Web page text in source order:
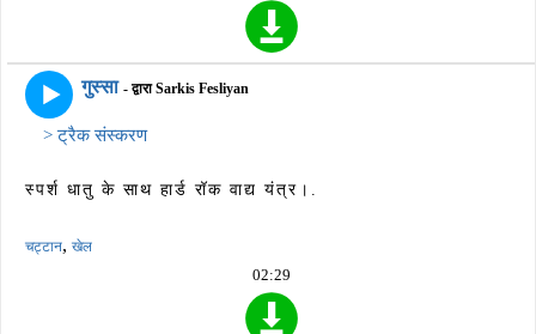
गुस्सा - द्वारा Sarkis Fesliyan
> ट्रैक संस्करण
स्पर्श धातु के साथ हार्ड रॉक वाद्य यंत्र।.
चट्टान, खेल
02:29